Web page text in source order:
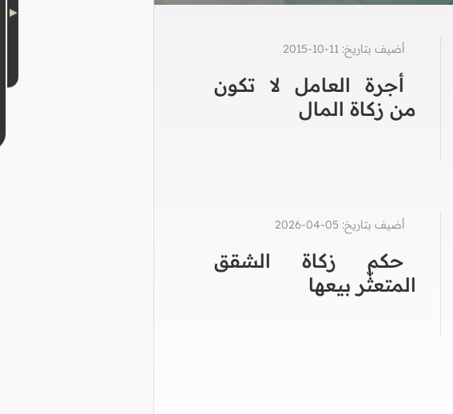
أضيف بتاريخ: 11-10-2015
أجرة العامل لا تكون
من زكاة المال
أضيف بتاريخ: 05-04-2026
حكم زكاة الشقق
المتعثّر بيعها